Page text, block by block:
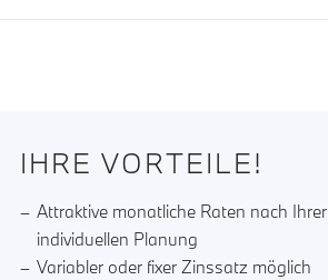
IHRE VORTEILE!
Attraktive monatliche Raten nach Ihrer
individuellen Planung
Variabler oder fixer Zinssatz möglich